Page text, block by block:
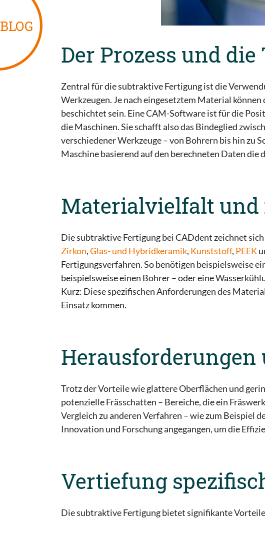
Der Prozess und
Zentral für die subtraktive Fertigung ist die
Werkzeugen. Je nach eingesetztem Material
beschichtet sein. Eine CAM-Software ist für die
die Maschinen. Sie schafft also das Bindeglied
verschiedener Werkzeuge – von Bohrern bis hin zu
Maschine basierend auf den berechneten Daten
Materialvielfalt
Die subtraktive Fertigung bei CADdent zeichnet
Zirkon,Glas- und Hybridkeramik, Kunststoff, PEEK
Fertigungsverfahren. So benötigen beispielsweise
beispielsweise einen Bohrer – oder eine
Kurz: Diese spezifischen Anforderungen des
Einsatz kommen.
Herausforderungen
Trotz der Vorteile wie glattere Oberflächen und
potenzielle Frässchatten – Bereiche, die ein
Vergleich zu anderen Verfahren – wie zum Beispiel
Innovation und Forschung angegangen, um die
Vertiefung
Die subtraktive Fertigung bietet signifikante
BLOG